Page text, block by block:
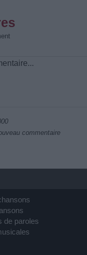
commentaire
de paroles